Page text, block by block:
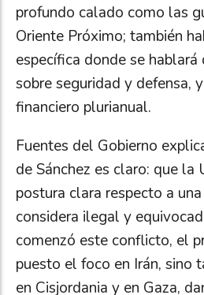
profundo calado como las
Oriente Próximo; también
específica donde se
sobre seguridad y defensa,
financiero plurianual.
Fuentes del Gobierno
de Sánchez es claro: que la
postura clara respecto a
considera ilegal y
comenzó este conflicto, el
puesto el foco en Irán, sino
en Cisjordania y en Gaza,